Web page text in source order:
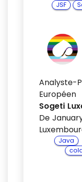
JSF
Analyste-
Européen
Sogeti
De
Java